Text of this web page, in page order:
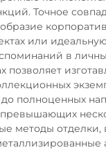
Точное
или
в
позволяет
полноценных
методы отделки,